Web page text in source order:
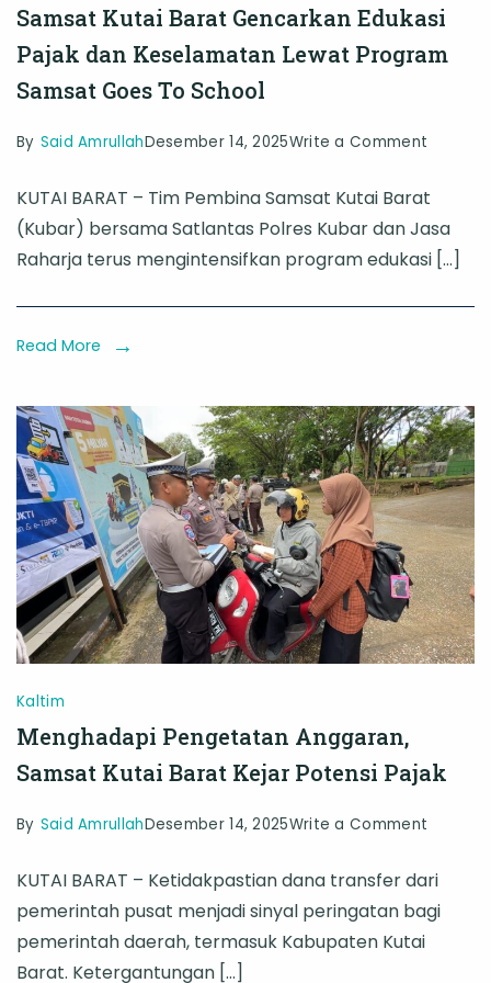
Samsat Kutai Barat Gencarkan Edukasi
Pajak dan Keselamatan Lewat Program
Samsat Goes To School
By Said AmrullahDesember 14, 2025Write a Comment
Kutai
Barat
Edukasi
Lewat
Samsat
Goes
To
School
KUTAI BARAT – Tim Pembina Samsat Kutai Barat
(Kubar) bersama Satlantas Polres Kubar dan Jasa
Raharja terus mengintensifkan program edukasi […]
Read More
Kaltim
Menghadapi Pengetatan Anggaran,
Samsat Kutai Barat Kejar Potensi Pajak
By Said AmrullahDesember 14, 2025Write a Comment
KUTAI BARAT – Ketidakpastian dana transfer dari
pemerintah pusat menjadi sinyal peringatan bagi
pemerintah daerah, termasuk Kabupaten Kutai
Barat. Ketergantungan […]